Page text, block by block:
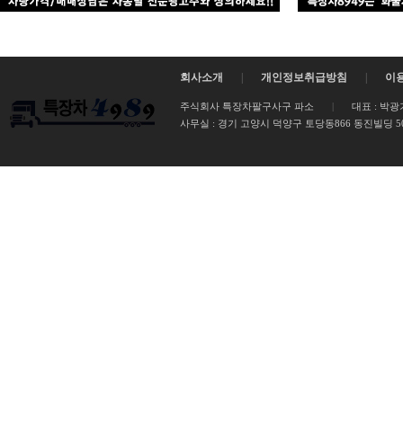
회사소개 개인정보취급방침 이
주식회사 특장차팔구사구 파소 |
대표 : 박광
사무실 : 경기 고양시 덕양구 토당동866 동진빌딩